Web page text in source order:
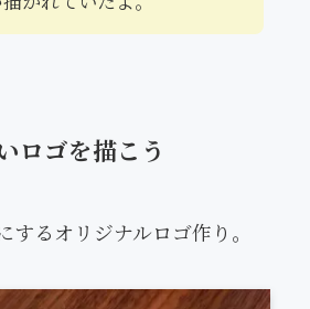
ロゴを描こう
るオリジナルロゴ作り。